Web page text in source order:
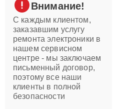
Внимание!
С каждым клиентом,
заказавшим услугу
ремонта электроники в
нашем сервисном
центре - мы заключаем
письменный договор,
поэтому все наши
клиенты в полной
безопасности